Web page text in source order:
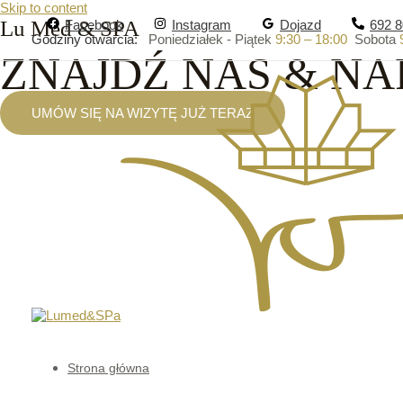
Skip to content
Facebook
Instagram Dojazd 692
Godziny otwarcia:Poniedziałek - Piątek 9:30 – 18:00 Sobota
Strona główna
Lu Med & SPA
ZNAJDŹ NAS &
UMÓW SIĘ NA WIZYTĘ JUŻ TERAZ